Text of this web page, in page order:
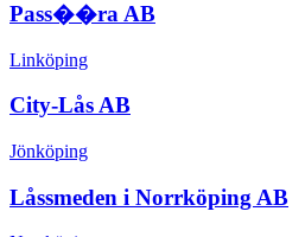
Pass��ra AB
Linköping
City-Lås AB
Jönköping
Låssmeden i Norrköping AB